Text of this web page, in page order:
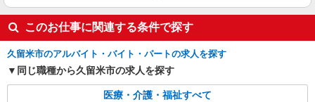
時給1450円〜2062円 ＜日払い有/週払い有/交
通費全支給(ガソリン代含む)＞
最寄り駅：西鉄久留米
このお仕事に関連する条件で探す
久留米市のアルバイト・バイト・パートの求人を探す
同じ職種から久留米市の求人を探す
医療・介護・福祉すべて